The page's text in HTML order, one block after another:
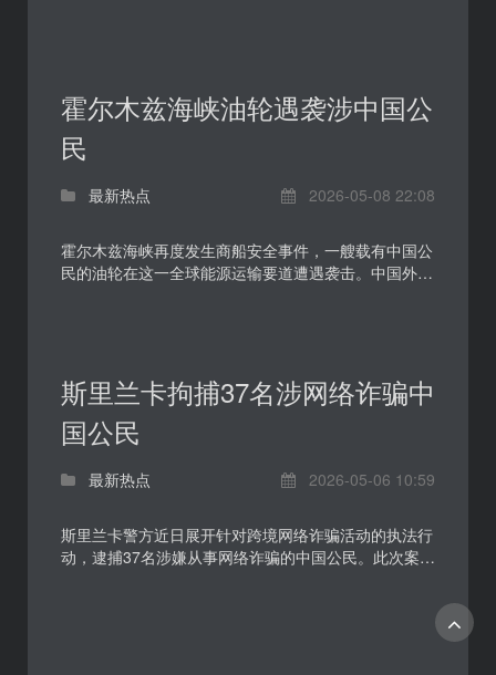
霍尔木兹海峡油轮遇袭涉中国公
民
最新热点 2026-05-08 22:08
霍尔木兹海峡再度发生商船安全事件，一艘载有中国公
民的油轮在这一全球能源运输要道遭遇袭击。中国外交
斯里兰卡拘捕37名涉网络诈骗中
国公民
最新热点 2026-05-06 10:59
斯里兰卡警方近日展开针对跨境网络诈骗活动的执法行
动，逮捕37名涉嫌从事网络诈骗的中国公民。此次案件